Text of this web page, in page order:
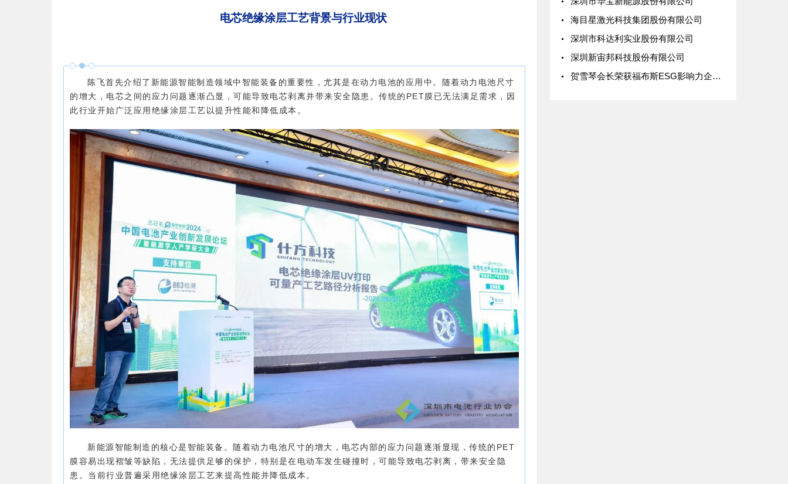
电芯绝缘涂层工艺背景与行业现状
陈飞首先介绍了新能源智能制造领域中智能装备的重要性，尤其是在动力电池的应用中。随着动力电池尺寸
的增大，电芯之间的应力问题逐渐凸显，可能导致电芯剥离并带来安全隐患。传统的PET膜已无法满足需求，因
此行业开始广泛应用绝缘涂层工艺以提升性能和降低成本。
新能源智能制造的核心是智能装备。随着动力电池尺寸的增大，电芯内部的应力问题逐渐显现，传统的PET
膜容易出现褶皱等缺陷，无法提供足够的保护，特别是在电动车发生碰撞时，可能导致电芯剥离，带来安全隐
患。当前行业普遍采用绝缘涂层工艺来提高性能并降低成本。
海目星激光科技集团股份有限公司
深圳市科达利实业股份有限公司
深圳新宙邦科技股份有限公司
贺雪琴会长荣获福布斯ESG影响力企业人物，协会携手探讨绿色规则下出海新路径